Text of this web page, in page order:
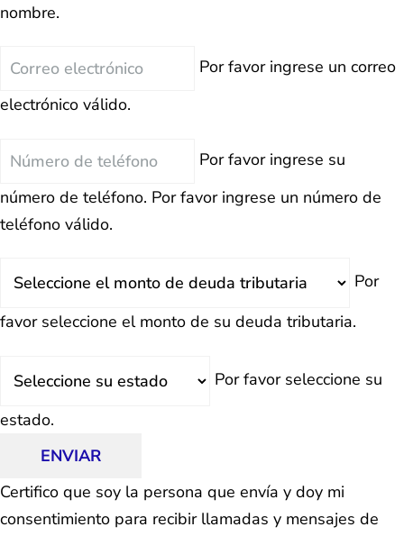
nombre.
Correo
Por favor ingrese un correo
electrónico válido.
Teléfono
Por favor ingrese su
número de teléfono. Por favor ingrese un número de
teléfono válido.
Por
favor seleccione el monto de su deuda tributaria.
Por favor seleccione su
estado.
ENVIAR
Certifico que soy la persona que envía y doy mi
consentimiento para recibir llamadas y mensajes de